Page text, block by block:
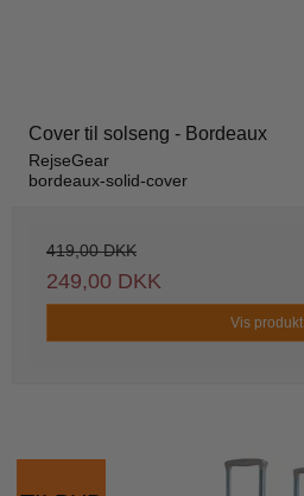
Cover til solseng - Bordeaux
RejseGear
bordeaux-solid-cover
419,00 DKK
249,00 DKK
Vis produkt